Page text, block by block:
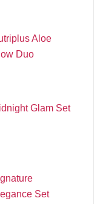
Aloe
Duo
Glam Set
Set